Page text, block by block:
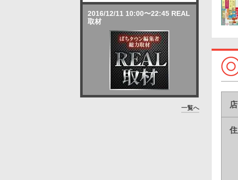
2016/12/11 10:00〜22:45 REAL
取材
一覧へ